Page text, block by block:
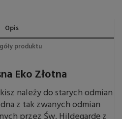
Opis
produktu
Eko Złotna
należy do starych odmian
z tak zwanych odmian